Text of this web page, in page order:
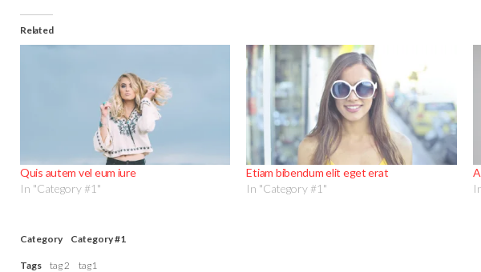
Related
Quis autem vel eum iure
In "Category #1"
Etiam bibendum elit eget erat
In "Category #1"
Category Category #1
Tags tag 2 tag1